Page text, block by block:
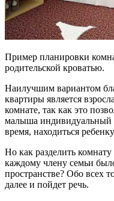
Пример планировки
родительской кроватью.
Наилучшим вариантом
квартиры является
комнате, так как это
малыша индивидуальный
время, находиться
Но как разделить
каждому члену семьи
пространстве? Обо всех
далее и пойдет речь.